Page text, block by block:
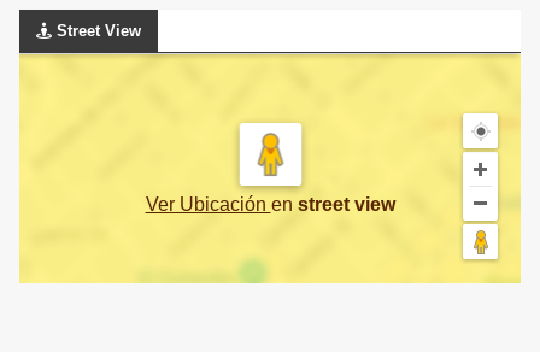
Street View
Ver Ubicación en street view